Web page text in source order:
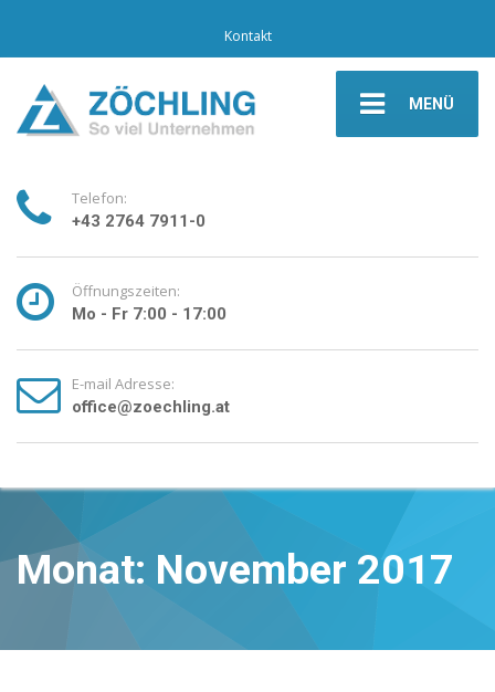
Kontakt
MENÜ
Telefon:
+43 2764 7911-0
Öffnungszeiten:
Mo - Fr 7:00 - 17:00
E-mail Adresse:
office@zoechling.at
Monat: November 2017